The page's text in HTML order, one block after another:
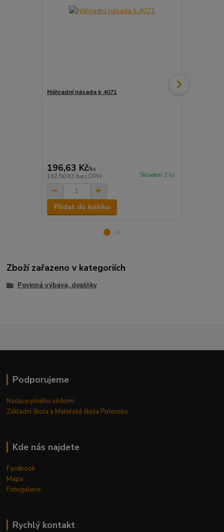
Náhradní násada k 4071
196,63 Kč/ks
162,50 Kč bez DPH Skladem 2 ks
Přidat do košíku
Zboží zařazeno v kategoriích
Povinná výbava, doplňky
Podporujeme
Nadace plného vědomí
Základní škola a Mateřská škola Polevsko
Kde nás najdete
Facebook
Mapa
Fotogalerie
Rychlý kontakt